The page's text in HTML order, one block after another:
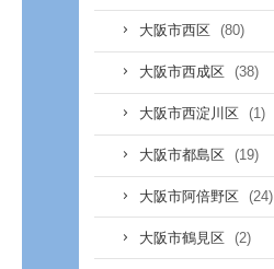
大阪市西区 (80)
大阪市西成区 (38)
大阪市西淀川区 (1)
大阪市都島区 (19)
大阪市阿倍野区 (24)
大阪市鶴見区 (2)